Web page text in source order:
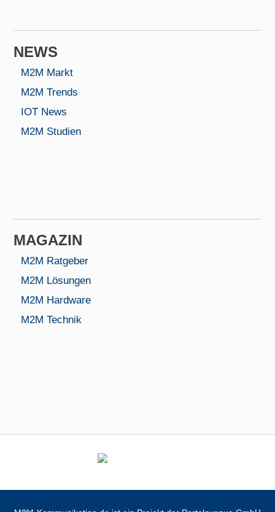
NEWS
M2M Markt
M2M Trends
IOT News
M2M Studien
MAGAZIN
M2M Ratgeber
M2M Lösungen
M2M Hardware
M2M Technik